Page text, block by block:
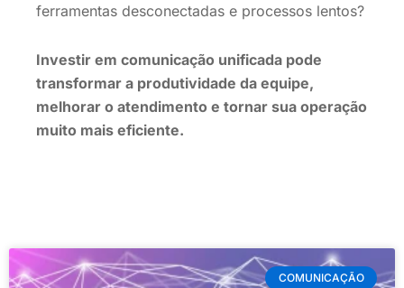
ferramentas desconectadas e processos lentos?
Investir em comunicação unificada pode
transformar a produtividade da equipe,
melhorar o atendimento e tornar sua operação
muito mais eficiente.
COMUNICAÇÃO